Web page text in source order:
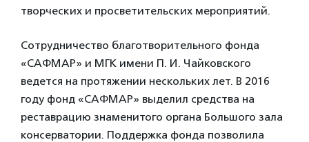
творческих и просветительских мероприятий.
Сотрудничество благотворительного фонда
«САФМАР» и МГК имени П. И. Чайковского
ведется на протяжении нескольких лет. В 2016
году фонд «САФМАР» выделил средства на
реставрацию знаменитого органа Большого зала
консерватории. Поддержка фонда позволила